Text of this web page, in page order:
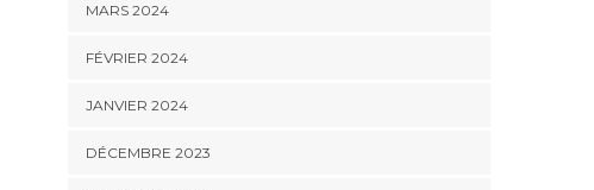
MARS 2024
FÉVRIER 2024
JANVIER 2024
DÉCEMBRE 2023